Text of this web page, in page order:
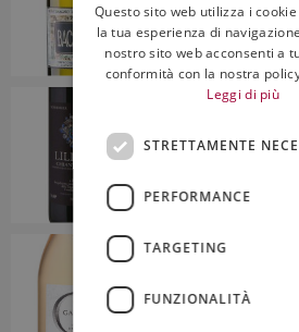
23 Aprile 2021
Tenuta di Lilliano,
2018
23 Aprile 2021
I Vini
Château
Rosé Garrus 2019
Questo sito web utilizza i
la tua esperienza di
nostro sito web acconsenti a
conformità con la nostra
Leggi di più
STRETTAMENTE
PERFORMANCE
TARGETING
FUNZIONALITÀ